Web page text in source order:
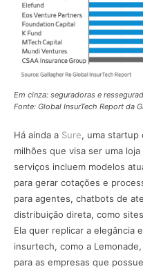
Em cinza: seguradoras e
Fonte: Global InsurTech Report da
Há ainda a Sure, uma startup
milhões que visa ser uma
serviços incluem modelos
para gerar cotações e
para agentes, chatbots de
distribuição direta, como
Ela quer replicar a elegância
insurtech, como a
para as empresas que